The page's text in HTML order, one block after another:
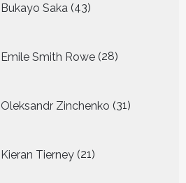
Bukayo Saka 43
producten
Emile Smith Rowe 28
producten
Oleksandr Zinchenko 31
producten
Kieran Tierney 21
producten